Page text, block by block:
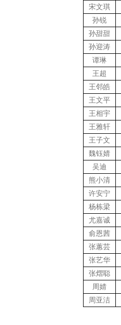
宋文琪
孙锐
孙甜甜
孙迎涛
谭琳
王超
王邻皓
王文平
王相宇
王雅轩
王子文
魏钰婧
吴迪
熊小清
许安宁
杨栋梁
尤嘉诚
俞恩茜
张蕙芸
张艺华
张熠聪
周婧
周亚洁